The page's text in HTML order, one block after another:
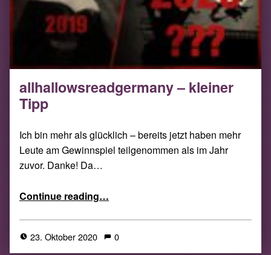
allhallowsreadgermany – kleiner
Tipp
Ich bin mehr als glücklich – bereits jetzt haben mehr
Leute am Gewinnspiel teilgenommen als im Jahr
zuvor. Danke! Da…
Continue reading…
23. Oktober 2020 0